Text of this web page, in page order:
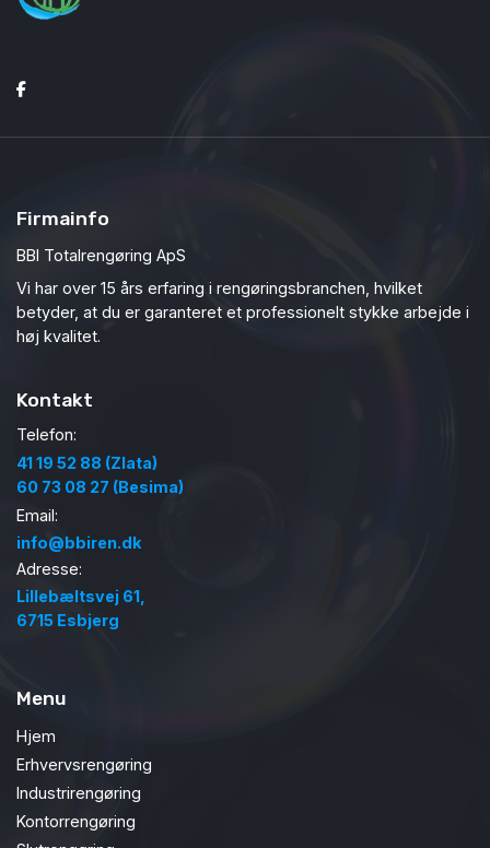
Firmainfo
BBI Totalrengøring ApS
Vi har over 15 års erfaring i rengøringsbranchen, hvilket
betyder, at du er garanteret et professionelt stykke arbejde i
høj kvalitet.
Kontakt
Telefon:
41 19 52 88 (Zlata)
60 73 08 27 (Besima)
Email:
info@bbiren.dk
Adresse:
Lillebæltsvej 61,
6715 Esbjerg
Menu
Hjem
Erhvervsrengøring
Industrirengøring
Kontorrengøring